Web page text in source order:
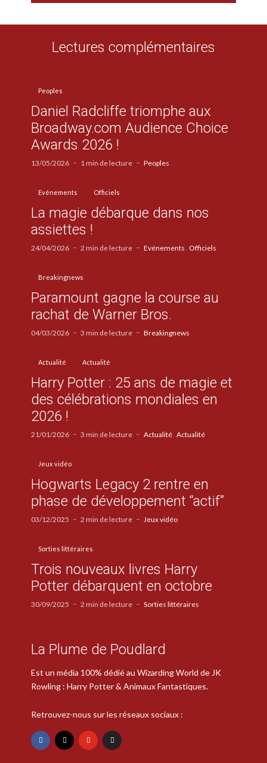
Lectures complémentaires
Peoples
Daniel Radcliffe triomphe aux
Broadway.com Audience Choice
Awards 2026 !
13/05/2026 1 min de lecture Peoples
Evénements Officiels
La magie débarque dans nos
assiettes !
24/04/2026 2 min de lecture Evénements Officiels
Breakingnews
Paramount gagne la course au
rachat de Warner Bros.
04/03/2026 3 min de lecture Breakingnews
Actualité Actualité
Harry Potter : 25 ans de magie et
des célébrations mondiales en
2026 !
21/01/2026 3 min de lecture Actualité Actualité
Jeux vidéo
Hogwarts Legacy 2 rentre en
phase de développement “actif”
03/12/2025 2 min de lecture Jeux vidéo
Sorties littéraires
Trois nouveaux livres Harry
Potter débarquent en octobre
30/09/2025 2 min de lecture Sorties littéraires
La Plume de Poudlard
Est un média 100% dédié au Wizarding World de JK
Rowling : Harry Potter & Animaux Fantastiques.
Retrouvez-nous sur les réseaux sociaux :